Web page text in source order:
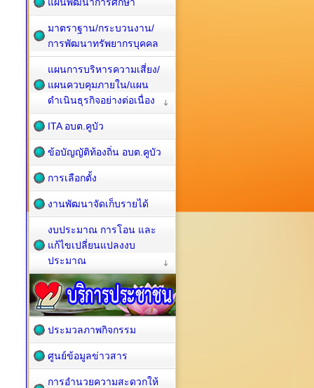
มาตราฐาน/กระบวนงาน/
การพัฒนาทรัพยากรบุคคล
แผนการบริหารความเสี่ยง/
แผนควบคุมภายใน/แผน
ดำเนินธุรกิจอย่างต่อเนื่อง
ITA อบต.คูบัว
ข้อบัญญัติท้องถิ่น อบต.คูบัว
การเลือกตั้ง
งานพัฒนาจัดเก็บรายได้
งบประมาณ การโอน และ
แก้ไขเปลี่ยนแปลงงบ
ประมาณ
ประมวลภาพกิจกรรม
ศูนย์ข้อมูลข่าวสาร
การอำนวยความสะดวกให้